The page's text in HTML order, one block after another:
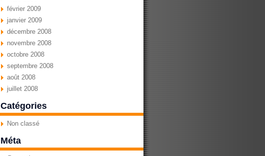
février 2009
janvier 2009
décembre 2008
novembre 2008
octobre 2008
septembre 2008
août 2008
juillet 2008
Catégories
Non classé
Méta